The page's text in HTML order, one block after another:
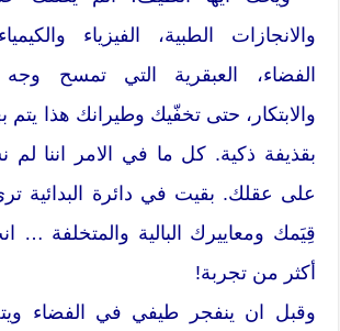
والانجازات الطبية، الفيزياء
الفضاء، العبقرية التي تمسح
والابتكار، حتى تخفّيك وطيرانك هذا يتم
بقذيفة ذكية. كل ما في الامر اننا
على عقلك. بقيت في دائرة البدائية
قِيَمك ومعاييرك البالية والمتخلفة …
أكثر من تجربة!
وقبل ان ينفجر طيفي في الفضاء